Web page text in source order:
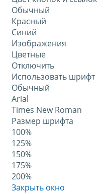
Обычный
Красный
Синий
Изображения
Цветные
Отключить
Использовать шрифт
Обычный
Arial
Times New Roman
Размер шрифта
100%
125%
150%
175%
200%
Закрыть окно